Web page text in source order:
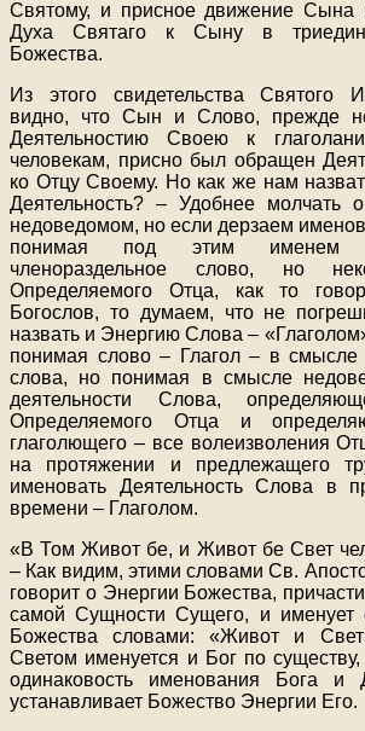
Святому, и присное движение Сына
Духа Святаго к Сыну в
Божества.
Из этого свидетельства Святого
видно, что Сын и Слово, прежде
Деятельностию Своею к
человекам, присно был обращен
ко Отцу Своему. Но как же нам
Деятельность? – Удобнее молчать
недоведомом, но если дерзаем
понимая под этим именем
членораздельное слово, но
Определяемого Отца, как то
Богослов, то думаем, что не
назвать и Энергию Слова –
понимая слово – Глагол – в смысле
слова, но понимая в смысле
деятельности Слова,
Определяемого Отца и
глаголющего – все волеизволения
на протяжении и предлежащего
именовать Деятельность Слова в
времени – Глаголом.
«В Том Живот бе, и Живот бе Свет
– Как видим, этими словами Св.
говорит о Энергии Божества,
самой Сущности Сущего, и именует
Божества словами: «Живот и
Светом именуется и Бог по существу,
одинаковость именования Бога и
устанавливает Божество Энергии Его.